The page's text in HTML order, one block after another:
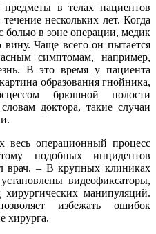
в телах пациентов
нескольких лет. Когда
болью в зоне операции, медик
вину. Чаще всего он пытается
симптомам, например,
В это время у пациента
образования гнойника,
брюшной полости
доктора, такие случаи
весь операционный процесс
подобных инцидентов
врач. – В крупных клиниках
видеофиксаторы,
манипуляций.
избежать ошибок
хирурга.